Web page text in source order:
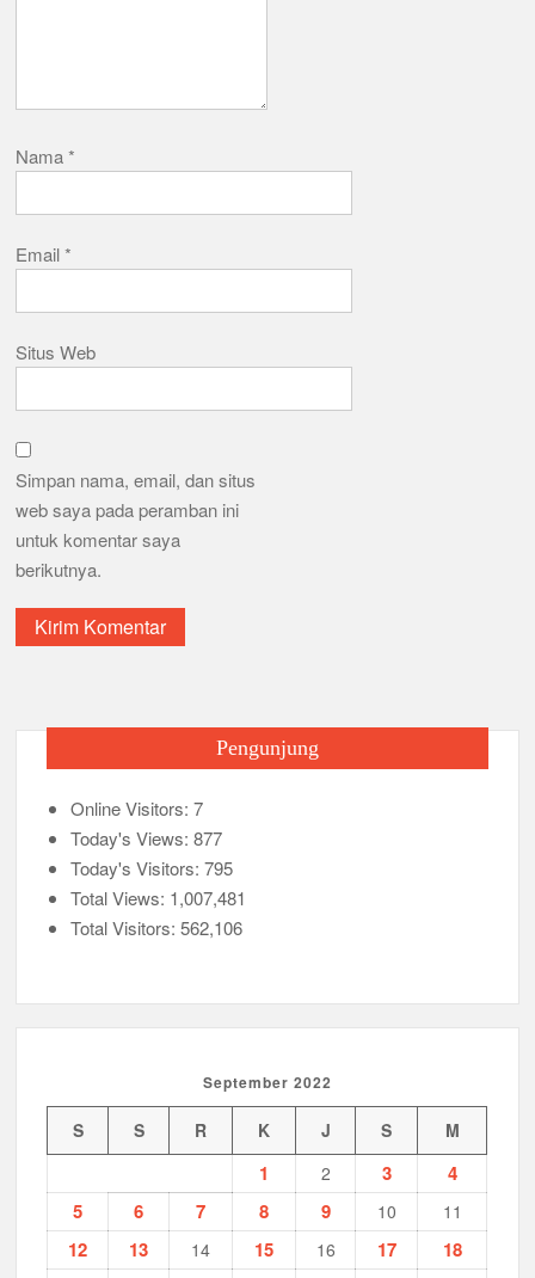
Nama*
Email*
Situs Web
Simpan nama, email, dan situs
web saya pada peramban ini
untuk komentar saya
berikutnya.
Pengunjung
Online Visitors:7
Today's Views:877
Today's Visitors:795
Total Views: 1,007,481
Total Visitors:562,106
September 2022
S S R K J S M
1 2 3
4
5
6 7 8 9 10 11
12 13 14 15 16 17
18